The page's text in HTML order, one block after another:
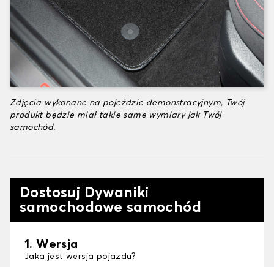
Zdjęcia wykonane na pojeździe demonstracyjnym, Twój
produkt będzie miał takie same wymiary jak Twój
samochód.
Dostosuj Dywaniki
samochodowe samochód
1. Wersja
Jaka jest wersja pojazdu?